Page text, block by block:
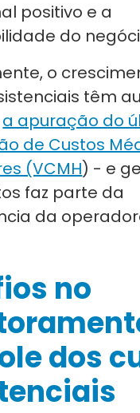
positivo e a
do
o
têm
a apuração do
de Custos
(VCMH) - e
faz parte da
da
no
dos